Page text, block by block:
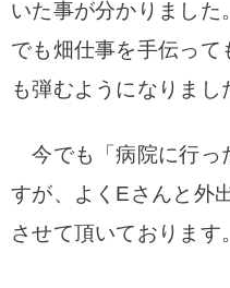
いた事が分かりました
でも畑仕事を手伝っ
も弾むようになりまし
今でも「病院に行っ
すが、よくEさんと外
させて頂いております。